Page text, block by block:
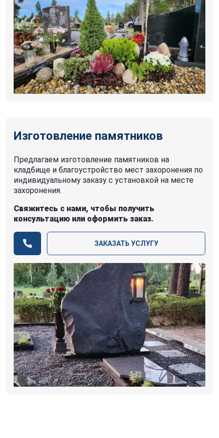
Изготовление памятников
Предлагаем изготовление памятников на
кладбище и благоустройство мест захоронения по
индивидуальному заказу с установкой на месте
захоронения.
Свяжитесь с нами, чтобы получить
консультацию или оформить заказ.
ЗАКАЗАТЬ УСЛУГУ